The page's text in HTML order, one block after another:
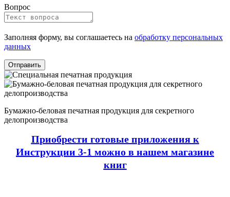
Вопрос
Заполняя форму, вы соглашаетесь на обработку персональных
данных
Бумажно-беловая печатная продукция для секретного
делопроизводства
Приобрести готовые приложения к
Инструкции 3-1 можно в нашем магазине
книг